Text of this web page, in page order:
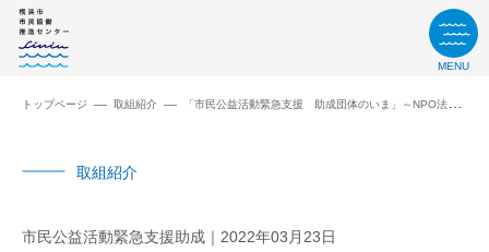
MENU
トップページ 取組紹介 「市民公益活動緊急支援 助成団体のいま」～NPO法人都筑ハーベストの会さん～
取組紹介
市民公益活動緊急支援助成 2022年03月23日